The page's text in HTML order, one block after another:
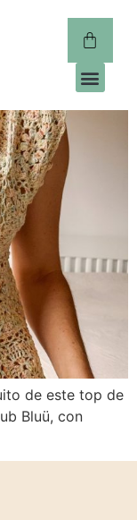
de este top de
Bluü, con